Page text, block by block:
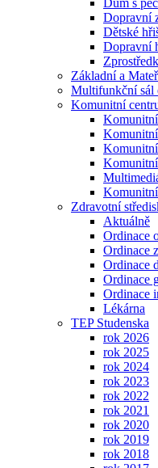
Dům s
Dopravní
Dětské
Dopravní
Základní a
Multifunkční sál
Komunitní
Komunitní
Zdravotní
Aktuálně
Ordinace
Ordinace
Ordinace
Ordinace
Ordinace
Lékárna
TEP Studenska
rok 2026
rok 2025
rok 2024
rok 2023
rok 2022
rok 2021
rok 2020
rok 2019
rok 2018